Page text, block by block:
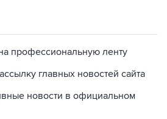
профессиональную ленту
главных новостей сайта
новости в официальном